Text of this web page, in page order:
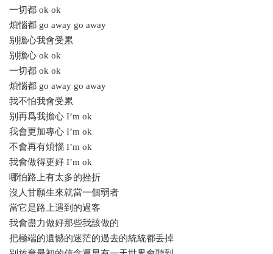
一切都 ok ok
煩惱都 go away go away
别擔心我會受累
别擔心 ok ok
一切都 ok ok
煩惱都 go away go away
我不怕我會受累
别再爲我擔心 I’m ok
我會更加專心 I’m ok
不會再有煩惱 I’m ok
我會做得更好 I’m ok
哪怕路上有太多的挫折
沒人甘願生來就當一個弱者
當它是路上遇到的過客
我會盡力做好那些我該做的
把極端的遺憾的迷茫的過去的統統都丢掉